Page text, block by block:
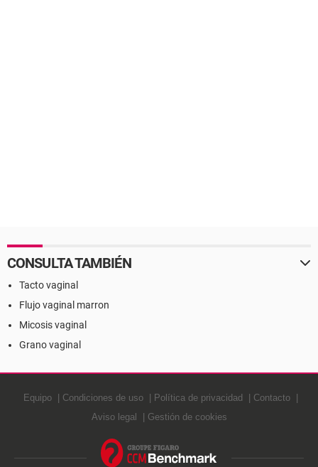
CONSULTA TAMBIÉN
Tacto vaginal
Flujo vaginal marron
Micosis vaginal
Grano vaginal
Equipo Condiciones de uso Política de privacidad
Contacto
Aviso legal
Gestión de cookies